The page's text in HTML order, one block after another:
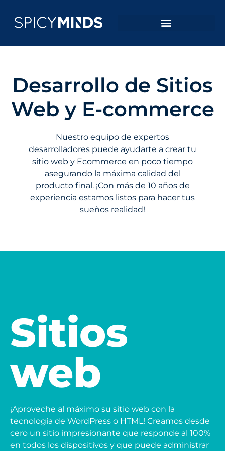
Desarrollo de Sitios
Web y E-commerce
Nuestro equipo de expertos
desarrolladores puede ayudarte a crear tu
sitio web y Ecommerce en poco tiempo
asegurando la máxima calidad del
producto final. ¡Con más de 10 años de
experiencia estamos listos para hacer tus
sueños realidad!
Sitios
web
¡Aproveche al máximo su sitio web con la
tecnología de WordPress o HTML! Creamos desde
cero un sitio impresionante que responde al 100%
en todos los dispositivos y que puede administrar